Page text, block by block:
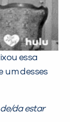
essa
um desses
da estar